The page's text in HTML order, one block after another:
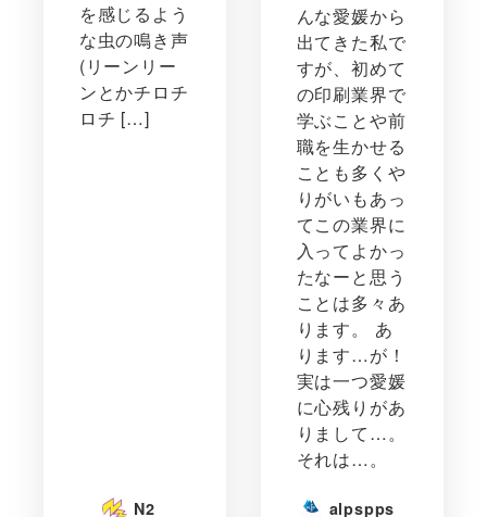
を感じるよう
な虫の鳴き声
(リーンリー
ンとかチロチ
ロチ […]
N2
んな愛媛から
出てきた私で
すが、初めて
の印刷業界で
学ぶことや前
職を生かせる
ことも多くや
りがいもあっ
てこの業界に
入ってよかっ
たなーと思う
ことは多々あ
ります。 あ
ります…が！
実は一つ愛媛
に心残りがあ
りまして…。
それは…。
alpspps